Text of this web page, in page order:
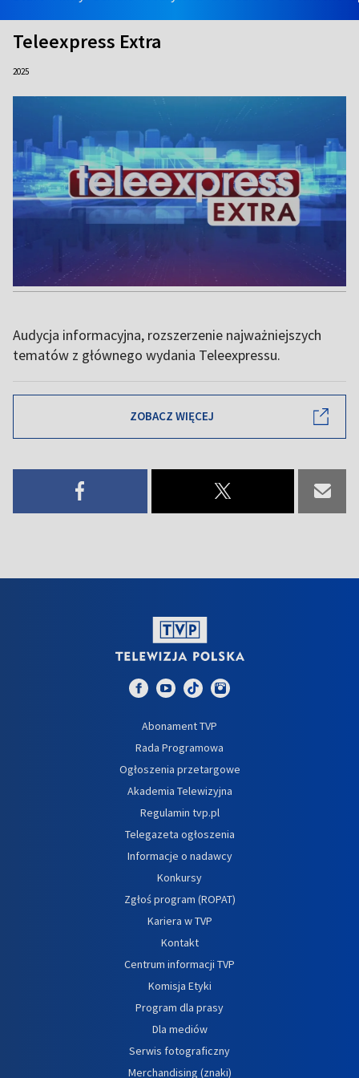
Teleexpress Extra
2025
Audycja informacyjna, rozszerzenie najważniejszych
tematów z głównego wydania Teleexpressu.
ZOBACZ WIĘCEJ
Abonament TVP
Rada Programowa
Ogłoszenia przetargowe
Akademia Telewizyjna
Regulamin tvp.pl
Telegazeta ogłoszenia
Informacje o nadawcy
Konkursy
Zgłoś program (ROPAT)
Kariera w TVP
Kontakt
Centrum informacji TVP
Komisja Etyki
Program dla prasy
Dla mediów
Serwis fotograficzny
Merchandising (znaki)